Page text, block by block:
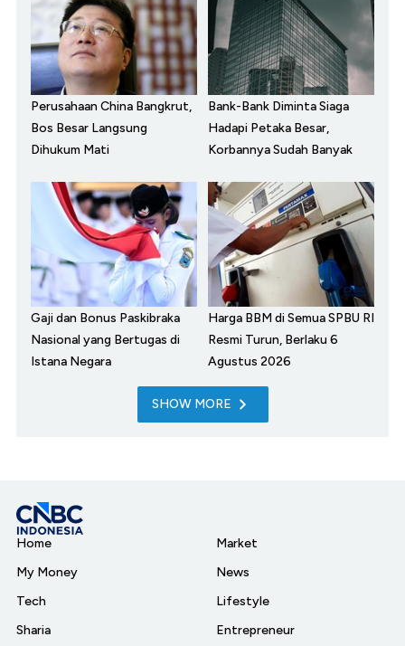
Perusahaan China Bangkrut,
Bos Besar Langsung
Dihukum Mati
Bank-Bank Diminta Siaga
Hadapi Petaka Besar,
Korbannya Sudah Banyak
Gaji dan Bonus Paskibraka
Nasional yang Bertugas di
Istana Negara
Harga BBM di Semua SPBU RI
Resmi Turun, Berlaku 6
Agustus 2026
SHOW MORE
Home
My Money
Tech
Sharia
Market
News
Lifestyle
Entrepreneur